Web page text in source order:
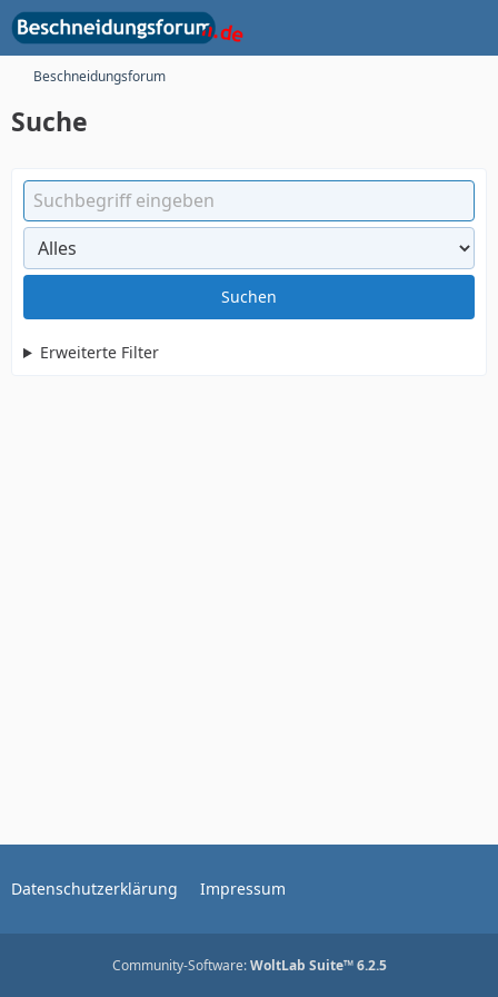
Beschneidungsforum
Suche
Suchen
Erweiterte Filter
Datenschutzerklärung Impressum
Community-Software:WoltLab Suite™ 6.2.5